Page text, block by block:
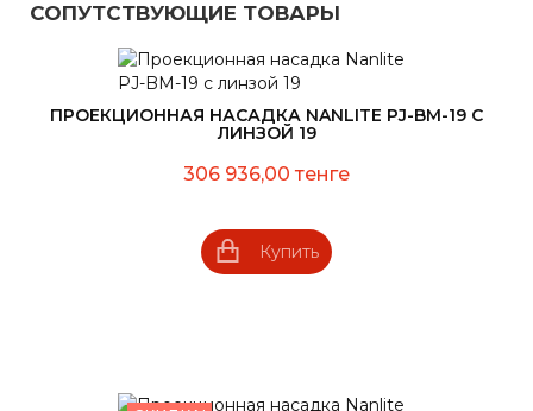
СОПУТСТВУЮЩИЕ ТОВАРЫ
ПРОЕКЦИОННАЯ НАСАДКА NANLITE PJ-BM-19 С
ЛИНЗОЙ 19
306 936,00 тенге
Купить